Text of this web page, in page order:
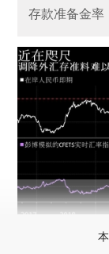
存款准备金率